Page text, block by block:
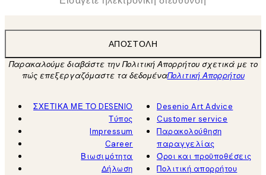
ΑΠΟΣΤΟΛΉ
Παρακαλούμε διαβάστε την Πολιτική Απορρήτου σχετικά με το
πώς επεξεργαζόμαστε τα δεδομέναΠολιτική Απορρήτου
ΣΧΕΤΙΚΑ ΜΕ ΤΟ DESENIO
Τύπος
Impressum
Career
Βιωσιμότητα
Δήλωση
Desenio Art Advice
Customer service
Παρακολούθηση
παραγγελίας
Όροι και προϋποθέσεις
Πολιτική απορρήτου